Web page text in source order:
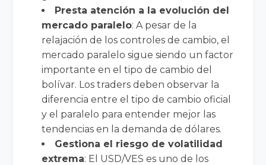
Presta atención a la evolución del
mercado paralelo: A pesar de la
relajación de los controles de cambio, el
mercado paralelo sigue siendo un factor
importante en el tipo de cambio del
bolívar. Los traders deben observar la
diferencia entre el tipo de cambio oficial
y el paralelo para entender mejor las
tendencias en la demanda de dólares.
Gestiona el riesgo de volatilidad
extrema: El USD/VES es uno de los